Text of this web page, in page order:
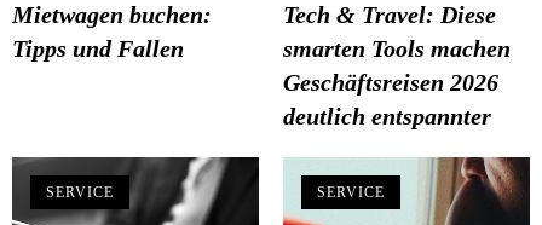
Mietwagen buchen:
Tipps und Fallen
Tech & Travel: Diese
smarten Tools machen
Geschäftsreisen 2026
deutlich entspannter
SERVICE SERVICE